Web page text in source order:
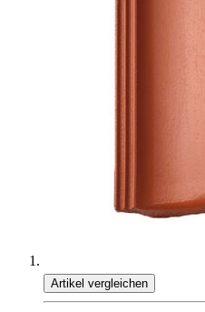
Artikel vergleichen